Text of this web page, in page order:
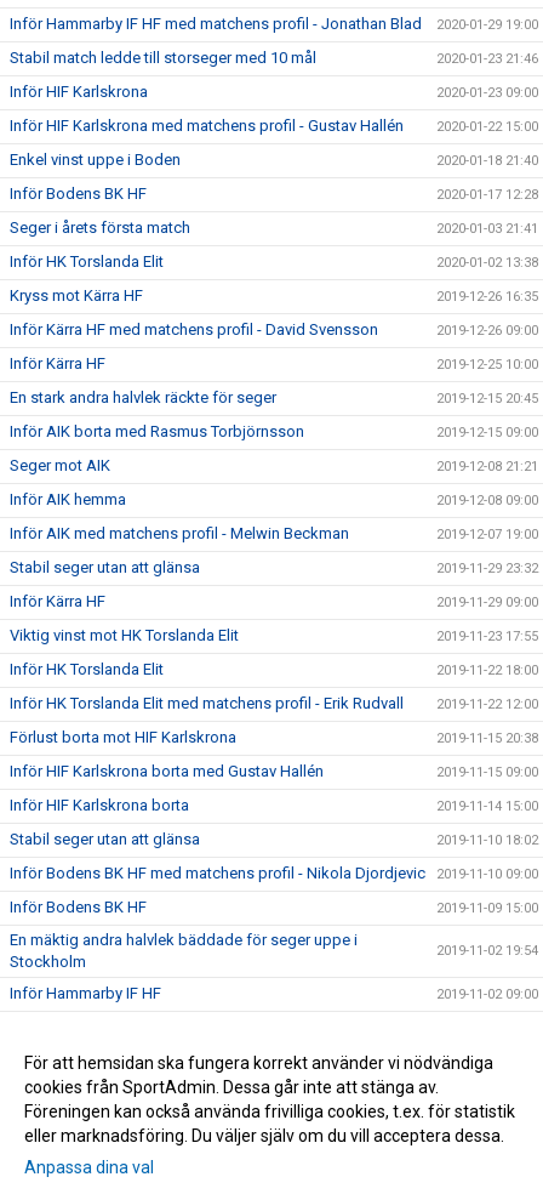
Inför Hammarby IF HF med matchens profil - Jonathan Blad 2020-01-29 19:00
Stabil match ledde till storseger med 10 mål 2020-01-23 21:46
Inför HIF Karlskrona 2020-01-23 09:00
Inför HIF Karlskrona med matchens profil - Gustav Hallén 2020-01-22 15:00
Enkel vinst uppe i Boden 2020-01-18 21:40
Inför Bodens BK HF 2020-01-17 12:28
Seger i årets första match 2020-01-03 21:41
Inför HK Torslanda Elit 2020-01-02 13:38
Kryss mot Kärra HF 2019-12-26 16:35
Inför Kärra HF med matchens profil - David Svensson 2019-12-26 09:00
Inför Kärra HF 2019-12-25 10:00
En stark andra halvlek räckte för seger 2019-12-15 20:45
Inför AIK borta med Rasmus Torbjörnsson 2019-12-15 09:00
Seger mot AIK 2019-12-08 21:21
Inför AIK hemma 2019-12-08 09:00
Inför AIK med matchens profil - Melwin Beckman 2019-12-07 19:00
Stabil seger utan att glänsa 2019-11-29 23:32
Inför Kärra HF 2019-11-29 09:00
Viktig vinst mot HK Torslanda Elit 2019-11-23 17:55
Inför HK Torslanda Elit 2019-11-22 18:00
Inför HK Torslanda Elit med matchens profil - Erik Rudvall 2019-11-22 12:00
Förlust borta mot HIF Karlskrona 2019-11-15 20:38
Inför HIF Karlskrona borta med Gustav Hallén 2019-11-15 09:00
Inför HIF Karlskrona borta 2019-11-14 15:00
Stabil seger utan att glänsa 2019-11-10 18:02
Inför Bodens BK HF med matchens profil - Nikola Djordjevic 2019-11-10 09:00
Inför Bodens BK HF 2019-11-09 15:00
En mäktig andra halvlek bäddade för seger uppe i
Stockholm
2019-11-02 19:54
Inför Hammarby IF HF 2019-11-02 09:00
Inför Rimbo HK med matchens profil - Daniel Bergqvist 2019-10-17 11:40
Kryss mot Skånela 2019-10-16 14:37
För att hemsidan ska fungera korrekt använder vi nödvändiga
cookies från SportAdmin. Dessa går inte att stänga av.
Föreningen kan också använda frivilliga cookies, t.ex. för statistik
eller marknadsföring. Du väljer själv om du vill acceptera dessa.
Anpassa dina val